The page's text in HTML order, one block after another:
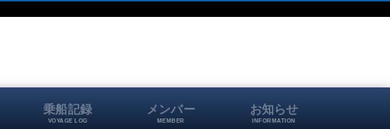
乗船記録
VOYAGE LOG
メンバー
MEMBER
お知らせ
INFORMATION